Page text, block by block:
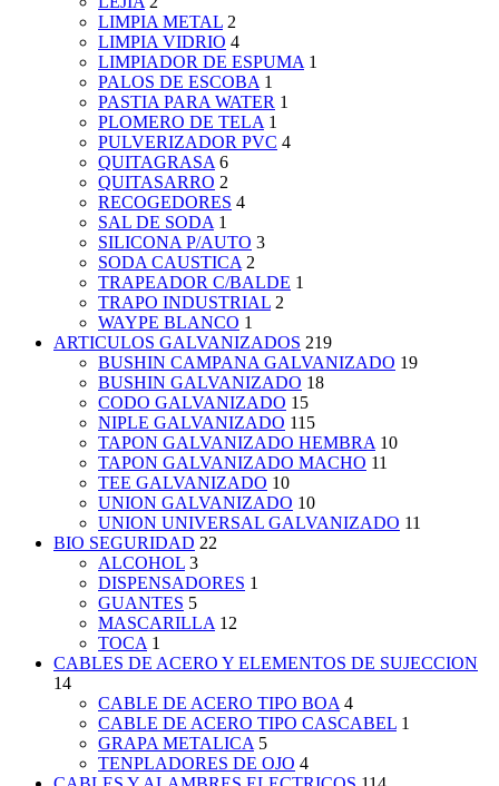
LIMPIA METAL 2
LIMPIA VIDRIO 4
LIMPIADOR DE ESPUMA 1
PALOS DE ESCOBA 1
PASTIA PARA WATER 1
PLOMERO DE TELA 1
PULVERIZADOR PVC 4
QUITAGRASA 6
QUITASARRO 2
RECOGEDORES 4
SAL DE SODA 1
SILICONA P/AUTO 3
SODA CAUSTICA 2
TRAPEADOR C/BALDE 1
TRAPO INDUSTRIAL 2
WAYPE BLANCO 1
ARTICULOS GALVANIZADOS 219
BUSHIN CAMPANA GALVANIZADO 19
BUSHIN GALVANIZADO 18
CODO GALVANIZADO 15
NIPLE GALVANIZADO 115
TAPON GALVANIZADO HEMBRA 10
TAPON GALVANIZADO MACHO 11
TEE GALVANIZADO 10
UNION GALVANIZADO 10
UNION UNIVERSAL GALVANIZADO 11
BIO SEGURIDAD 22
ALCOHOL 3
DISPENSADORES 1
GUANTES 5
MASCARILLA 12
TOCA 1
CABLES DE ACERO Y ELEMENTOS DE SUJECCION
14
CABLE DE ACERO TIPO BOA 4
CABLE DE ACERO TIPO CASCABEL 1
GRAPA METALICA 5
TENPLADORES DE OJO 4